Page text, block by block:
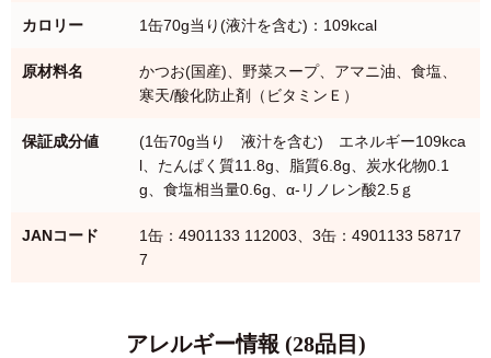
カロリー 1缶70g当り(液汁を含む)：109kcal
原材料名
かつお(国産)、野菜スープ、アマニ油、食塩、
寒天/酸化防止剤（ビタミンＥ）
保証成分値
(1缶70g当り 液汁を含む) エネルギー109kca
l、たんぱく質11.8g、脂質6.8g、炭水化物0.1
g、食塩相当量0.6g、α-リノレン酸2.5ｇ
JANコード
1缶：4901133 112003、3缶：4901133 58717
7
アレルギー情報 (28品目)